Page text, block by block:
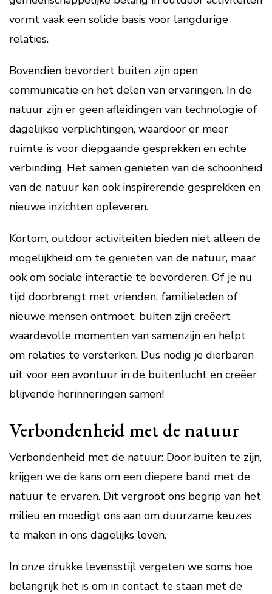
vormt vaak een solide basis voor langdurige
relaties.
Bovendien bevordert buiten zijn open
communicatie en het delen van ervaringen. In de
natuur zijn er geen afleidingen van technologie of
dagelijkse verplichtingen, waardoor er meer
ruimte is voor diepgaande gesprekken en echte
verbinding. Het samen genieten van de schoonheid
van de natuur kan ook inspirerende gesprekken en
nieuwe inzichten opleveren.
Kortom, outdoor activiteiten bieden niet alleen de
mogelijkheid om te genieten van de natuur, maar
ook om sociale interactie te bevorderen. Of je nu
tijd doorbrengt met vrienden, familieleden of
nieuwe mensen ontmoet, buiten zijn creëert
waardevolle momenten van samenzijn en helpt
om relaties te versterken. Dus nodig je dierbaren
uit voor een avontuur in de buitenlucht en creëer
blijvende herinneringen samen!
Verbondenheid met de natuur
Verbondenheid met de natuur: Door buiten te zijn,
krijgen we de kans om een diepere band met de
natuur te ervaren. Dit vergroot ons begrip van het
milieu en moedigt ons aan om duurzame keuzes
te maken in ons dagelijks leven.
In onze drukke levensstijl vergeten we soms hoe
belangrijk het is om in contact te staan met de